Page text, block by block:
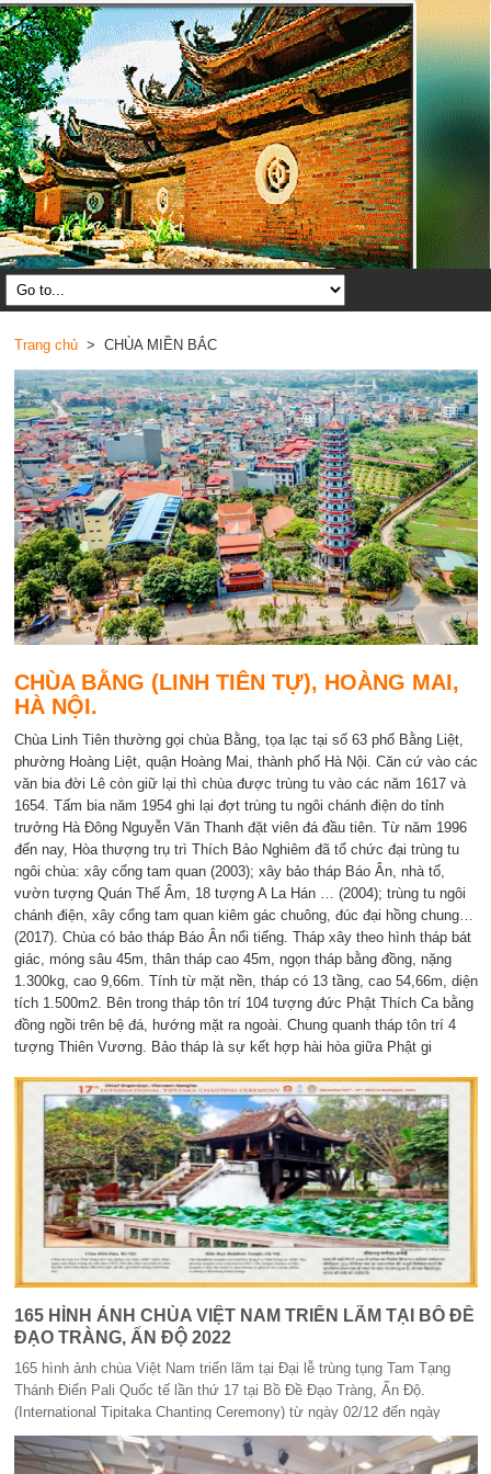
Trang chủ> CHÙA MIỀN BẮC
CHÙA BẰNG (LINH TIÊN TỰ), HOÀNG MAI,
HÀ NỘI.
Chùa Linh Tiên thường gọi chùa Bằng, tọa lạc tại số 63 phố Bằng Liệt,
phường Hoàng Liệt, quận Hoàng Mai, thành phố Hà Nội. Căn cứ vào các
văn bia đời Lê còn giữ lại thì chùa được trùng tu vào các năm 1617 và
1654. Tấm bia năm 1954 ghi lại đợt trùng tu ngôi chánh điện do tỉnh
trưởng Hà Đông Nguyễn Văn Thanh đặt viên đá đầu tiên. Từ năm 1996
đến nay, Hòa thượng trụ trì Thích Bảo Nghiêm đã tổ chức đại trùng tu
ngôi chùa: xây cổng tam quan (2003); xây bảo tháp Báo Ân, nhà tổ,
vườn tượng Quán Thế Âm, 18 tượng A La Hán … (2004); trùng tu ngôi
chánh điện, xây cổng tam quan kiêm gác chuông, đúc đại hồng chung…
(2017). Chùa có bảo tháp Báo Ân nổi tiếng. Tháp xây theo hình tháp bát
giác, móng sâu 45m, thân tháp cao 45m, ngọn tháp bằng đồng, nặng
1.300kg, cao 9,66m. Tính từ mặt nền, tháp có 13 tầng, cao 54,66m, diện
tích 1.500m2. Bên trong tháp tôn trí 104 tượng đức Phật Thích Ca bằng
đồng ngồi trên bệ đá, hướng mặt ra ngoài. Chung quanh tháp tôn trí 4
tượng Thiên Vương. Bảo tháp là sự kết hợp hài hòa giữa Phật gi
165 HÌNH ẢNH CHÙA VIỆT NAM TRIỂN LÃM TẠI BỒ ĐỀ
ĐẠO TRÀNG, ẤN ĐỘ 2022
165 hình ảnh chùa Việt Nam triển lãm tại Đại lễ trùng tụng Tam Tạng
Thánh Điển Pali Quốc tế lần thứ 17 tại Bồ Đề Đạo Tràng, Ấn Độ.
(International Tipitaka Chanting Ceremony) từ ngày 02/12 đến ngày
12/12/2022 *** Nhân Đại lễ Tipitaka lần thứ 17 được tổ chức tại Bồ Đề
Đạo Tràng, Ấn Độ; Ban Tổ chức đã mời nhiếp ảnh gia Võ Văn Tường